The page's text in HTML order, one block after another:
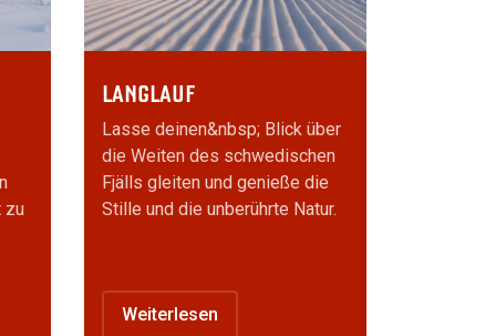
zu
LANGLAUF
Lasse deinen&nbsp; Blick über
die Weiten des schwedischen
Fjälls gleiten und genieße die
Stille und die unberührte Natur.
Weiterlesen